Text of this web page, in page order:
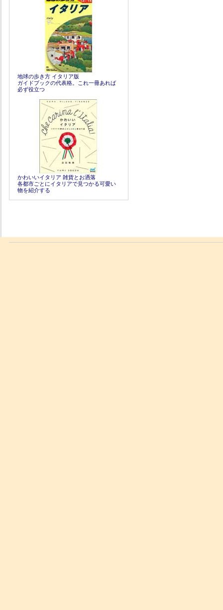
地球の歩き方 イタリア版
ガイドブックの代表格。これ一冊あれば
必ず役立つ
かわいいイタリア 雑貨とお洒落
各都市ごとにイタリアで見つかる可愛い
物を紹介する